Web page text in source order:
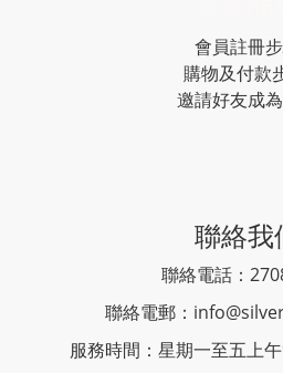
會員註冊
購物及付款
邀請好友成
聯絡我
聯絡電話：
聯絡電郵：
服務時間：星期一至五上